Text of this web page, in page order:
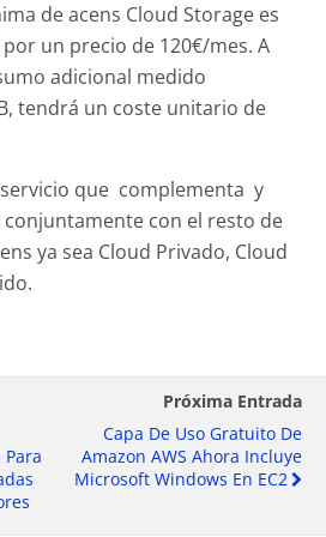
de acens Cloud Storage es
un precio de 120€/mes. A
adicional medido
tendrá un coste unitario de
que complementa y
con el resto de
ya sea Cloud Privado, Cloud
Próxima Entrada
Capa De Uso Gratuito De
Amazon AWS Ahora Incluye
Microsoft Windows En EC2